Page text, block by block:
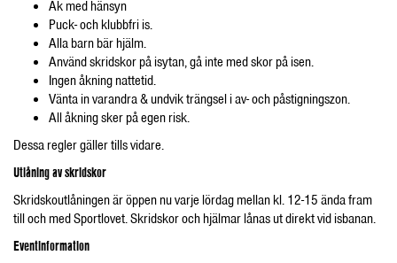
Åk med hänsyn
Puck- och klubbfri is.
Alla barn bär hjälm.
Använd skridskor på isytan, gå inte med skor på isen.
Ingen åkning nattetid.
Vänta in varandra & undvik trängsel i av- och påstigningszon.
All åkning sker på egen risk.
Dessa regler gäller tills vidare.
Utlåning av skridskor
Skridskoutlåningen är öppen nu varje lördag mellan kl. 12-15 ända fram
till och med Sportlovet. Skridskor och hjälmar lånas ut direkt vid isbanan.
Eventinformation